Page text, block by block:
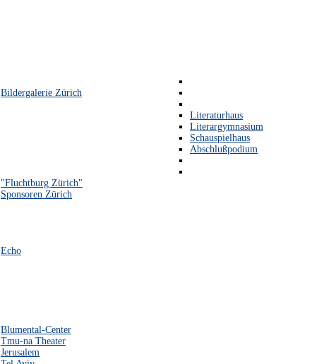
Bildergalerie Zürich
Literaturhaus
Literargymnasium
Schauspielhaus
Abschlußpodium
"Fluchtburg Zürich"
Sponsoren Zürich
Echo
Blumental-Center
Tmu-na Theater
Jerusalem